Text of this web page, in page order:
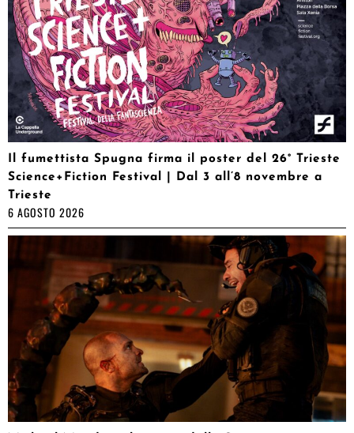
Il fumettista Spugna firma il poster del 26° Trieste
Science+Fiction Festival | Dal 3 all’8 novembre a
Trieste
6 AGOSTO 2026